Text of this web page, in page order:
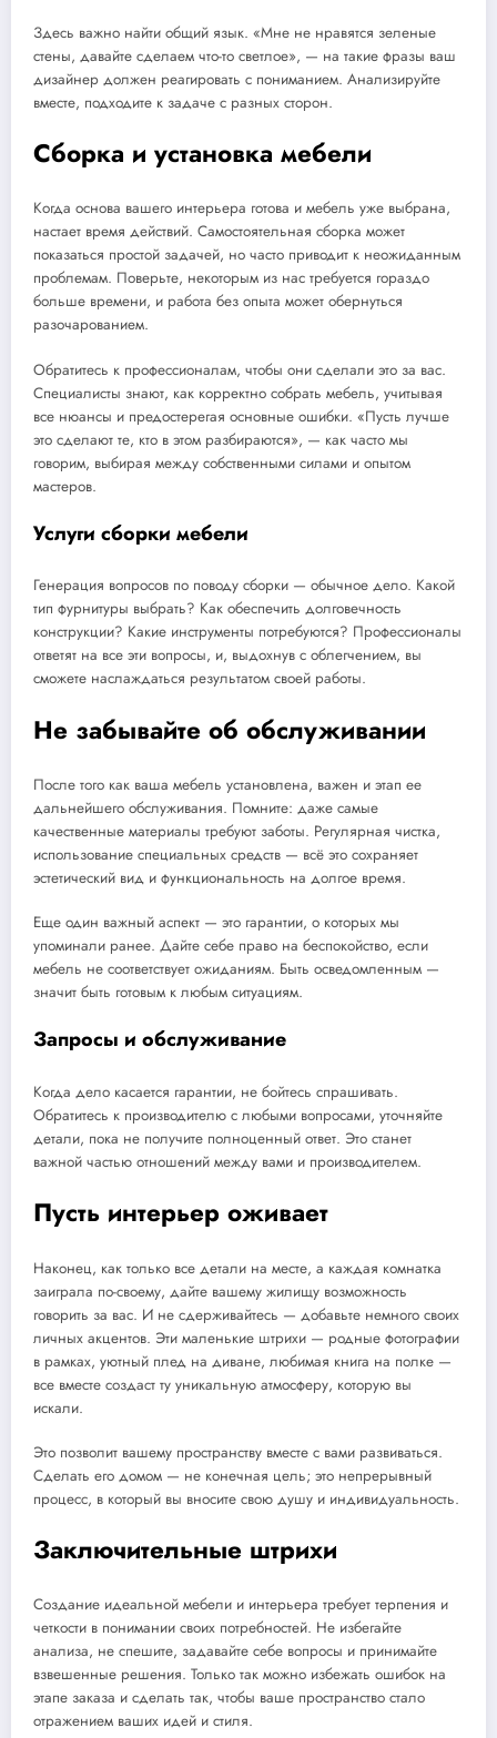
Здесь важно найти общий язык. «Мне не нравятся зеленые
стены, давайте сделаем что-то светлое», — на такие фразы ваш
дизайнер должен реагировать с пониманием. Анализируйте
вместе, подходите к задаче с разных сторон.
Сборка и установка мебели
Когда основа вашего интерьера готова и мебель уже выбрана,
настает время действий. Самостоятельная сборка может
показаться простой задачей, но часто приводит к неожиданным
проблемам. Поверьте, некоторым из нас требуется гораздо
больше времени, и работа без опыта может обернуться
разочарованием.
Обратитесь к профессионалам, чтобы они сделали это за вас.
Специалисты знают, как корректно собрать мебель, учитывая
все нюансы и предостерегая основные ошибки. «Пусть лучше
это сделают те, кто в этом разбираются», — как часто мы
говорим, выбирая между собственными силами и опытом
мастеров.
Услуги сборки мебели
Генерация вопросов по поводу сборки — обычное дело. Какой
тип фурнитуры выбрать? Как обеспечить долговечность
конструкции? Какие инструменты потребуются? Профессионалы
ответят на все эти вопросы, и, выдохнув с облегчением, вы
сможете наслаждаться результатом своей работы.
Не забывайте об обслуживании
После того как ваша мебель установлена, важен и этап ее
дальнейшего обслуживания. Помните: даже самые
качественные материалы требуют заботы. Регулярная чистка,
использование специальных средств — всё это сохраняет
эстетический вид и функциональность на долгое время.
Еще один важный аспект — это гарантии, о которых мы
упоминали ранее. Дайте себе право на беспокойство, если
мебель не соответствует ожиданиям. Быть осведомленным —
значит быть готовым к любым ситуациям.
Запросы и обслуживание
Когда дело касается гарантии, не бойтесь спрашивать.
Обратитесь к производителю с любыми вопросами, уточняйте
детали, пока не получите полноценный ответ. Это станет
важной частью отношений между вами и производителем.
Пусть интерьер оживает
Наконец, как только все детали на месте, а каждая комнатка
заиграла по-своему, дайте вашему жилищу возможность
говорить за вас. И не сдерживайтесь — добавьте немного своих
личных акцентов. Эти маленькие штрихи — родные фотографии
в рамках, уютный плед на диване, любимая книга на полке —
все вместе создаст ту уникальную атмосферу, которую вы
искали.
Это позволит вашему пространству вместе с вами развиваться.
Сделать его домом — не конечная цель; это непрерывный
процесс, в который вы вносите свою душу и индивидуальность.
Заключительные штрихи
Создание идеальной мебели и интерьера требует терпения и
четкости в понимании своих потребностей. Не избегайте
анализа, не спешите, задавайте себе вопросы и принимайте
взвешенные решения. Только так можно избежать ошибок на
этапе заказа и сделать так, чтобы ваше пространство стало
отражением ваших идей и стиля.